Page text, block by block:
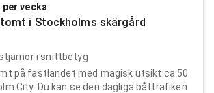
per vecka
i Stockholms skärgård
stjärnor i snittbetyg
på fastlandet med magisk utsikt ca 50
City. Du kan se den dagliga båttrafiken